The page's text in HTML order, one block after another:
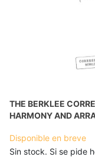
THE BERKLEE
HARMONY AND
Disponible en breve
Sin stock. Si se pide